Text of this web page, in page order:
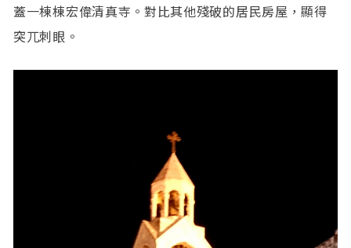
蓋一棟棟宏偉清真寺。對比其他殘破的居民房屋，顯得
突兀刺眼。